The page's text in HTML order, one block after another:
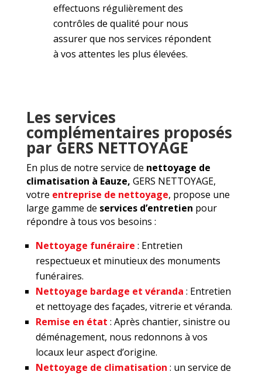
effectuons régulièrement des
contrôles de qualité pour nous
assurer que nos services répondent
à vos attentes les plus élevées.
Les services
complémentaires proposés
par GERS NETTOYAGE
En plus de notre service de nettoyage de
climatisation à Eauze, GERS NETTOYAGE,
votre entreprise de nettoyage, propose une
large gamme de services d’entretien pour
répondre à tous vos besoins :
Nettoyage funéraire : Entretien
respectueux et minutieux des monuments
funéraires.
Nettoyage bardage et véranda : Entretien
et nettoyage des façades, vitrerie et véranda.
Remise en état : Après chantier, sinistre ou
déménagement, nous redonnons à vos
locaux leur aspect d’origine.
Nettoyage de climatisation : un service de